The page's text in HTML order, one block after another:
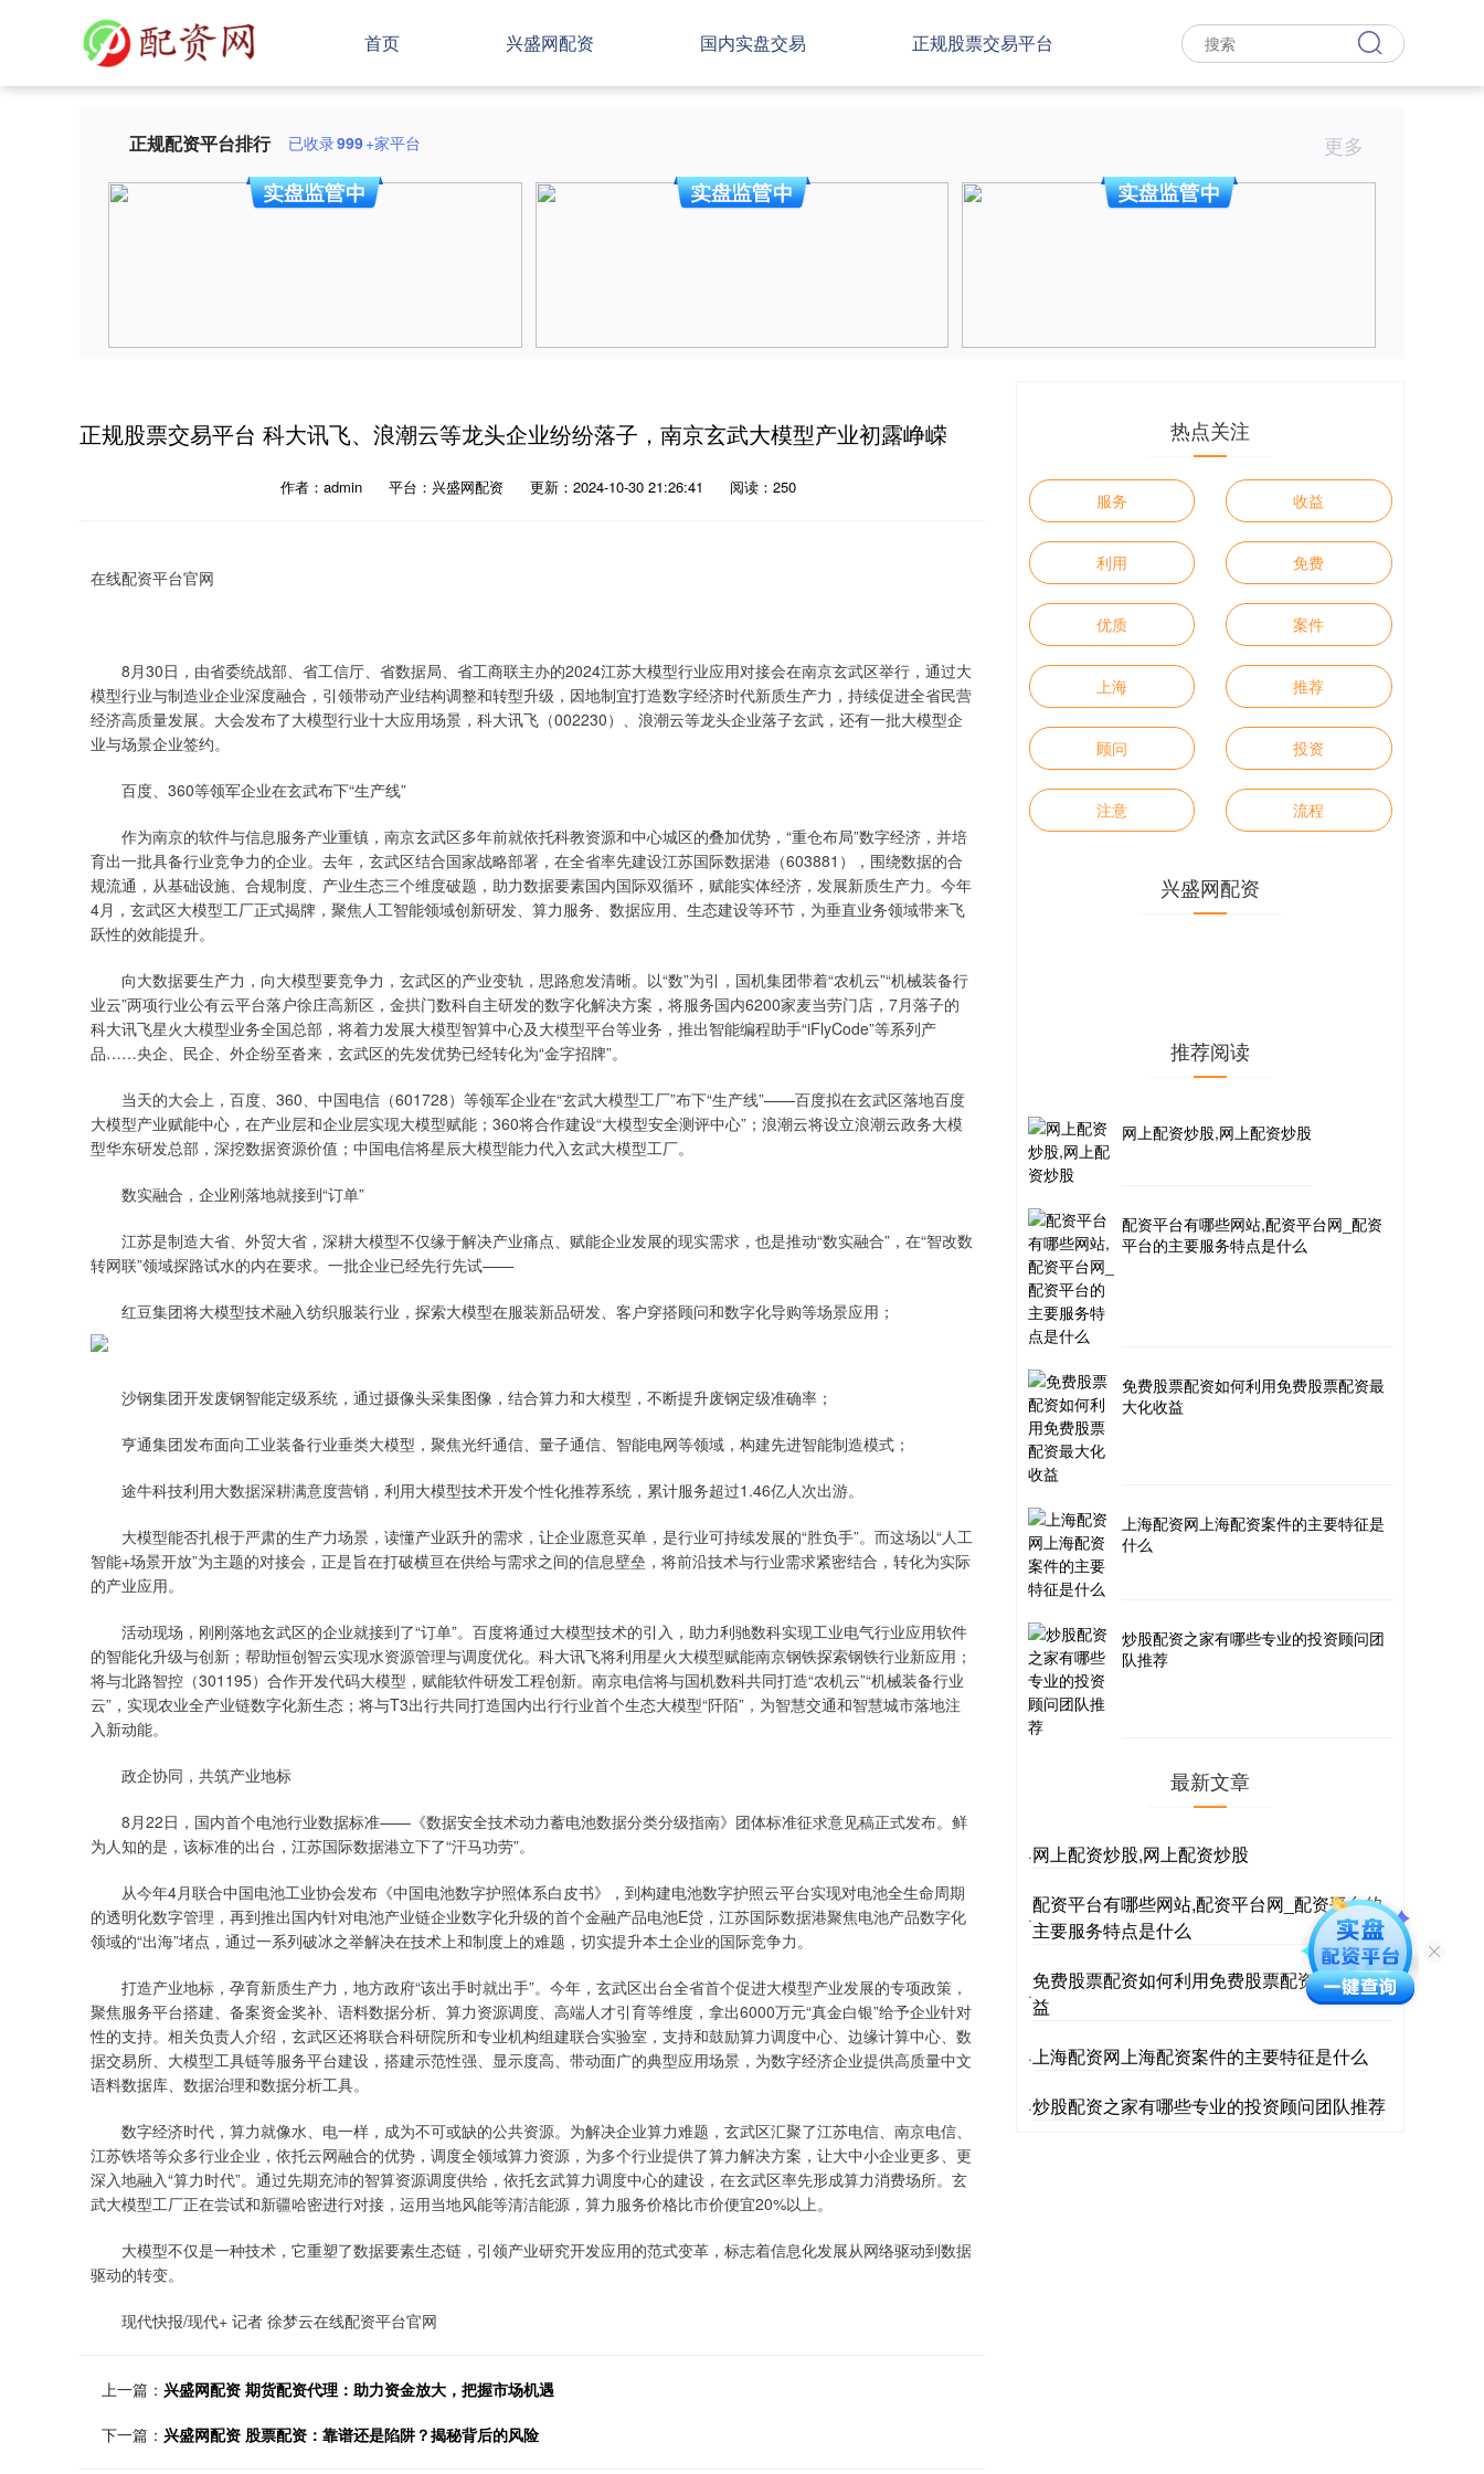
首页 兴盛网配资 国内实盘交易 正规股票交易平台
正规配资平台排行 已收录999+家平台 更多
正规股票交易平台 科大讯飞、浪潮云等龙头企业纷纷落子，南京玄武大模型产业初露峥嵘
作者：admin 平台：兴盛网配资 更新：2024-10-30 21:26:41 阅读：250
在线配资平台官网
8月30日，由省委统战部、省工信厅、省数据局、省工商联主办的2024江苏大模型行业应用对接会在南京玄武区举行，通过大
模型行业与制造业企业深度融合，引领带动产业结构调整和转型升级，因地制宜打造数字经济时代新质生产力，持续促进全省民营
经济高质量发展。大会发布了大模型行业十大应用场景，科大讯飞（002230）、浪潮云等龙头企业落子玄武，还有一批大模型企
业与场景企业签约。
百度、360等领军企业在玄武布下“生产线”
作为南京的软件与信息服务产业重镇，南京玄武区多年前就依托科教资源和中心城区的叠加优势，“重仓布局”数字经济，并培
育出一批具备行业竞争力的企业。去年，玄武区结合国家战略部署，在全省率先建设江苏国际数据港（603881），围绕数据的合
规流通，从基础设施、合规制度、产业生态三个维度破题，助力数据要素国内国际双循环，赋能实体经济，发展新质生产力。今年
4月，玄武区大模型工厂正式揭牌，聚焦人工智能领域创新研发、算力服务、数据应用、生态建设等环节，为垂直业务领域带来飞
跃性的效能提升。
向大数据要生产力，向大模型要竞争力，玄武区的产业变轨，思路愈发清晰。以“数”为引，国机集团带着“农机云”“机械装备行
业云”两项行业公有云平台落户徐庄高新区，金拱门数科自主研发的数字化解决方案，将服务国内6200家麦当劳门店，7月落子的
科大讯飞星火大模型业务全国总部，将着力发展大模型智算中心及大模型平台等业务，推出智能编程助手“iFlyCode”等系列产
品……央企、民企、外企纷至沓来，玄武区的先发优势已经转化为“金字招牌”。
当天的大会上，百度、360、中国电信（601728）等领军企业在“玄武大模型工厂”布下“生产线”——百度拟在玄武区落地百度
大模型产业赋能中心，在产业层和企业层实现大模型赋能；360将合作建设“大模型安全测评中心”；浪潮云将设立浪潮云政务大模
型华东研发总部，深挖数据资源价值；中国电信将星辰大模型能力代入玄武大模型工厂。
数实融合，企业刚落地就接到“订单”
江苏是制造大省、外贸大省，深耕大模型不仅缘于解决产业痛点、赋能企业发展的现实需求，也是推动“数实融合”，在“智改数
转网联”领域探路试水的内在要求。一批企业已经先行先试——
红豆集团将大模型技术融入纺织服装行业，探索大模型在服装新品研发、客户穿搭顾问和数字化导购等场景应用；
沙钢集团开发废钢智能定级系统，通过摄像头采集图像，结合算力和大模型，不断提升废钢定级准确率；
亨通集团发布面向工业装备行业垂类大模型，聚焦光纤通信、量子通信、智能电网等领域，构建先进智能制造模式；
途牛科技利用大数据深耕满意度营销，利用大模型技术开发个性化推荐系统，累计服务超过1.46亿人次出游。
大模型能否扎根于严肃的生产力场景，读懂产业跃升的需求，让企业愿意买单，是行业可持续发展的“胜负手”。而这场以“人工
智能+场景开放”为主题的对接会，正是旨在打破横亘在供给与需求之间的信息壁垒，将前沿技术与行业需求紧密结合，转化为实际
的产业应用。
活动现场，刚刚落地玄武区的企业就接到了“订单”。百度将通过大模型技术的引入，助力利驰数科实现工业电气行业应用软件
的智能化升级与创新；帮助恒创智云实现水资源管理与调度优化。科大讯飞将利用星火大模型赋能南京钢铁探索钢铁行业新应用；
将与北路智控（301195）合作开发代码大模型，赋能软件研发工程创新。南京电信将与国机数科共同打造“农机云”“机械装备行业
云”，实现农业全产业链数字化新生态；将与T3出行共同打造国内出行行业首个生态大模型“阡陌”，为智慧交通和智慧城市落地注
入新动能。
政企协同，共筑产业地标
8月22日，国内首个电池行业数据标准——《数据安全技术动力蓄电池数据分类分级指南》团体标准征求意见稿正式发布。鲜
为人知的是，该标准的出台，江苏国际数据港立下了“汗马功劳”。
从今年4月联合中国电池工业协会发布《中国电池数字护照体系白皮书》，到构建电池数字护照云平台实现对电池全生命周期
的透明化数字管理，再到推出国内针对电池产业链企业数字化升级的首个金融产品电池E贷，江苏国际数据港聚焦电池产品数字化
领域的“出海”堵点，通过一系列破冰之举解决在技术上和制度上的难题，切实提升本土企业的国际竞争力。
打造产业地标，孕育新质生产力，地方政府“该出手时就出手”。今年，玄武区出台全省首个促进大模型产业发展的专项政策，
聚焦服务平台搭建、备案资金奖补、语料数据分析、算力资源调度、高端人才引育等维度，拿出6000万元“真金白银”给予企业针对
性的支持。相关负责人介绍，玄武区还将联合科研院所和专业机构组建联合实验室，支持和鼓励算力调度中心、边缘计算中心、数
据交易所、大模型工具链等服务平台建设，搭建示范性强、显示度高、带动面广的典型应用场景，为数字经济企业提供高质量中文
语料数据库、数据治理和数据分析工具。
数字经济时代，算力就像水、电一样，成为不可或缺的公共资源。为解决企业算力难题，玄武区汇聚了江苏电信、南京电信、
江苏铁塔等众多行业企业，依托云网融合的优势，调度全领域算力资源，为多个行业提供了算力解决方案，让大中小企业更多、更
深入地融入“算力时代”。通过先期充沛的智算资源调度供给，依托玄武算力调度中心的建设，在玄武区率先形成算力消费场所。玄
武大模型工厂正在尝试和新疆哈密进行对接，运用当地风能等清洁能源，算力服务价格比市价便宜20%以上。
大模型不仅是一种技术，它重塑了数据要素生态链，引领产业研究开发应用的范式变革，标志着信息化发展从网络驱动到数据
驱动的转变。
现代快报/现代+ 记者 徐梦云在线配资平台官网
上一篇： 兴盛网配资 期货配资代理：助力资金放大，把握市场机遇
下一篇： 兴盛网配资 股票配资：靠谱还是陷阱？揭秘背后的风险
热点关注
服务 收益
利用 免费
优质 案件
上海 推荐
顾问 投资
注意 流程
兴盛网配资
推荐阅读
网上配资炒股,网上配资炒股
配资平台有哪些网站,配资平台网_配资
平台的主要服务特点是什么
免费股票配资如何利用免费股票配资最
大化收益
上海配资网上海配资案件的主要特征是
什么
炒股配资之家有哪些专业的投资顾问团
队推荐
最新文章
·网上配资炒股,网上配资炒股
·
配资平台有哪些网站,配资平台网_配资平台的
主要服务特点是什么
·
免费股票配资如何利用免费股票配资最大化收
益
·上海配资网上海配资案件的主要特征是什么
·炒股配资之家有哪些专业的投资顾问团队推荐